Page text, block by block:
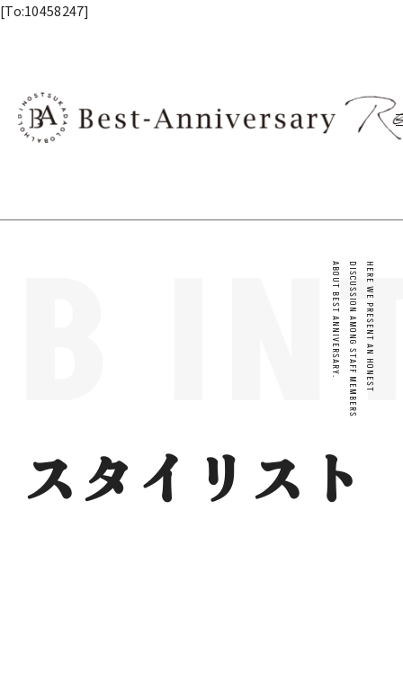
[To:10458247]
HERE WE PRESENT AN HONEST
DISCUSSION AMONG STAFF MEMBERS
ABOUT BEST ANNIVERSARY.
スタイリスト